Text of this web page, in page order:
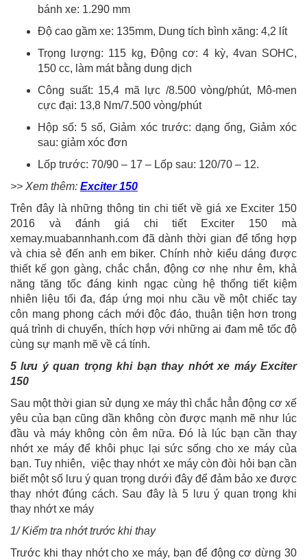
bánh xe: 1.290 mm
Độ cao gầm xe: 135mm, Dung tích bình xăng: 4,2 lít
Trọng lượng: 115 kg, Động cơ: 4 kỳ, 4van SOHC,
150 cc, làm mát bằng dung dịch
Công suất: 15,4 mã lực /8.500 vòng/phút, Mô-men
cực đại: 13,8 Nm/7.500 vòng/phút
Hộp số: 5 số, Giảm xóc trước: dạng ống, Giảm xóc
sau: giảm xóc đơn
Lốp trước: 70/90 – 17 – Lốp sau: 120/70 – 12.
>> Xem thêm: Exciter 150
Trên đây là những thông tin chi tiết về giá xe Exciter 150
2016 và đánh giá chi tiết Exciter 150 mà
xemay.muabannhanh.com đã dành thời gian để tổng hợp
và chia sẻ đến anh em biker. Chính nhờ kiểu dáng được
thiết kế gọn gàng, chắc chắn, động cơ nhẹ như êm, khả
năng tăng tốc đáng kinh ngạc cùng hệ thống tiết kiệm
nhiên liệu tối đa, đáp ứng mọi nhu cầu về một chiếc tay
côn mang phong cách mới độc đáo, thuận tiện hơn trong
quá trình di chuyển, thích hợp với những ai đam mê tốc độ
cùng sự mạnh mẽ về cá tính.
5 lưu ý quan trọng khi bạn thay nhớt xe máy Exciter
150
Sau một thời gian sử dụng xe máy thì chắc hẳn động cơ xế
yêu của bạn cũng dần không còn được mạnh mẽ như lúc
đầu và máy không còn êm nữa. Đó là lúc bạn cần thay
nhớt xe máy để khôi phục lại sức sống cho xe máy của
bạn. Tuy nhiên, việc thay nhớt xe máy còn đòi hỏi bạn cần
biết một số lưu ý quan trọng dưới đây để đảm bảo xe được
thay nhớt đúng cách. Sau đây là 5 lưu ý quan trọng khi
thay nhớt xe máy
1/ Kiểm tra nhớt trước khi thay
Trước khi thay nhớt cho xe máy, bạn để động cơ dừng 30